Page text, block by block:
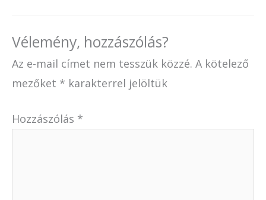
Vélemény, hozzászólás?
Az e-mail címet nem tesszük közzé. A kötelező
mezőket * karakterrel jelöltük
Hozzászólás *